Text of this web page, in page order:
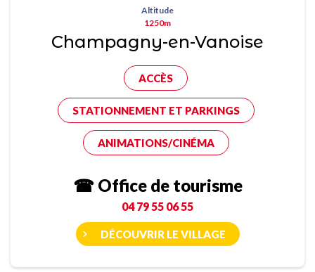
Altitude
1250m
Champagny-en-Vanoise
ACCÈS
STATIONNEMENT ET PARKINGS
ANIMATIONS/CINÉMA
☎ Office de tourisme
04 79 55 06 55
DÉCOUVRIR LE VILLAGE